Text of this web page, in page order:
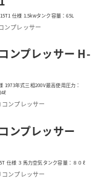
仕様 1.5kwタンク容量：65L
ンプレッサー
ンプレッサー H-
1973年式三相200V最高使用圧力：
コンプレッサー
ンプレッサー
仕様 ３馬力空気タンク容量：８０ℓ
コンプレッサー